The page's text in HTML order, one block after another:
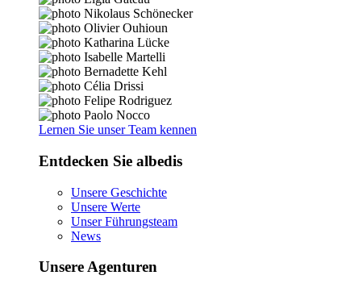
Lernen Sie unser Team kennen
Entdecken Sie albedis
Unsere Geschichte
Unsere Werte
Unser Führungsteam
News
Unsere Agenturen